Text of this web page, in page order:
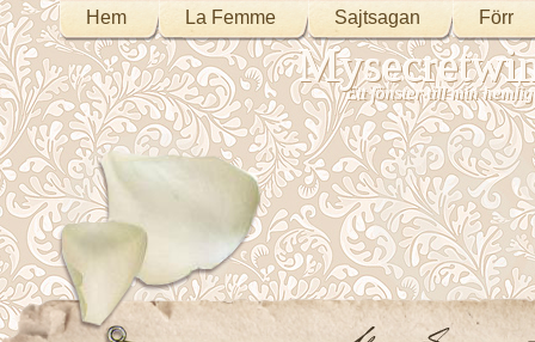
Hem La Femme Sajtsagan Förr
Ett fönster till min